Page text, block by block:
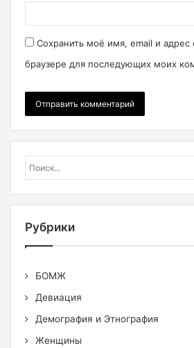
Сохранить моё имя, email и адрес
браузере для последующих моих
Рубрики
БОМЖ
Девиация
Демография и Этнография
Женщины